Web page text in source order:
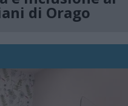
di Orago